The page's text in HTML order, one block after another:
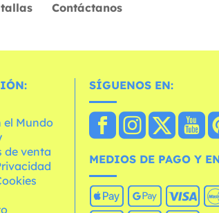
Contáctanos
el Mundo
de venta
SÍGUENOS EN:
MEDIOS DE PAGO Y